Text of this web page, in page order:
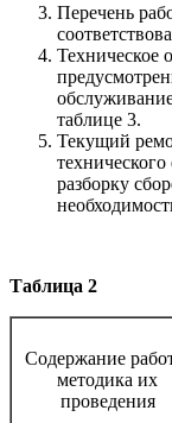
Перечень
Техническое
таблице 3.
Текущий
разборку
Таблица 2
Содержание
ме­тодика их
проведения